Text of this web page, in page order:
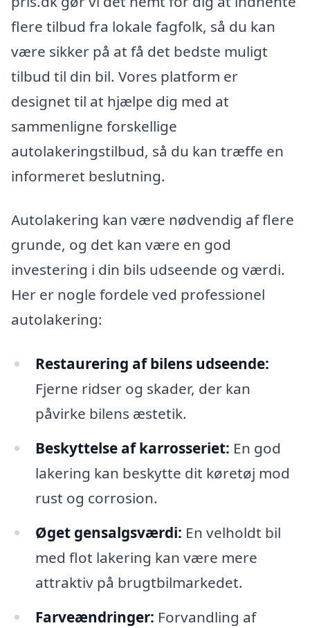
flere tilbud fra lokale fagfolk, så du kan
være sikker på at få det bedste muligt
tilbud til din bil. Vores platform er
designet til at hjælpe dig med at
sammenligne forskellige
autolakeringstilbud, så du kan træffe en
informeret beslutning.
Autolakering kan være nødvendig af flere
grunde, og det kan være en god
investering i din bils udseende og værdi.
Her er nogle fordele ved professionel
autolakering:
Restaurering af bilens udseende:
Fjerne ridser og skader, der kan
påvirke bilens æstetik.
Beskyttelse af karrosseriet: En god
lakering kan beskytte dit køretøj mod
rust og corrosion.
Øget gensalgsværdi: En velholdt bil
med flot lakering kan være mere
attraktiv på brugtbilmarkedet.
Farveændringer: Forvandling af